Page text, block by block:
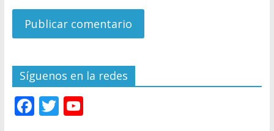
Síguenos en la redes
F T Y